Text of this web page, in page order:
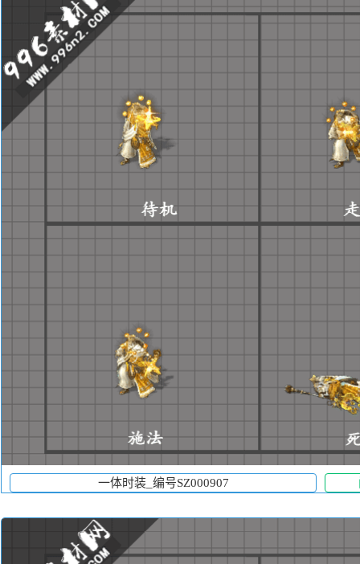
一体时装_编号SZ000907